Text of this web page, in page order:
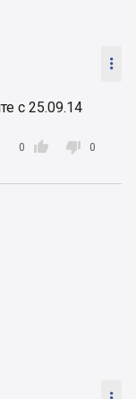

с 25.09.14

0  0